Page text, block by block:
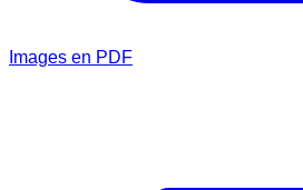
Images en PDF